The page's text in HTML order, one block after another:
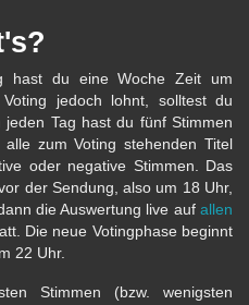
hast du eine Woche Zeit um
jedoch lohnt, solltest du
Tag hast du fünf Stimmen
zum Voting stehenden Titel
oder negative Stimmen. Das
der Sendung, also um 18 Uhr,
die Auswertung live auf allen
Die neue Votingphase beginnt
22 Uhr.
Stimmen (bzw. wenigsten